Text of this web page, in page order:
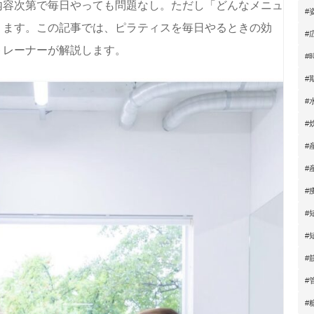
次第で毎日やっても問題なし。ただし「どんなメニュ
す。この記事では、ピラティスを毎日やるときの効
ーナーが解説します。
#
#
#
#
#
#
#
#
#
#
#
#
#
#